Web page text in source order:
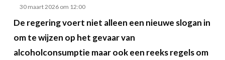
30 maart 2026 om 12:00
De regering voert niet alleen een nieuwe slogan in
om te wijzen op het gevaar van
alcoholconsumptie maar ook een reeks regels om